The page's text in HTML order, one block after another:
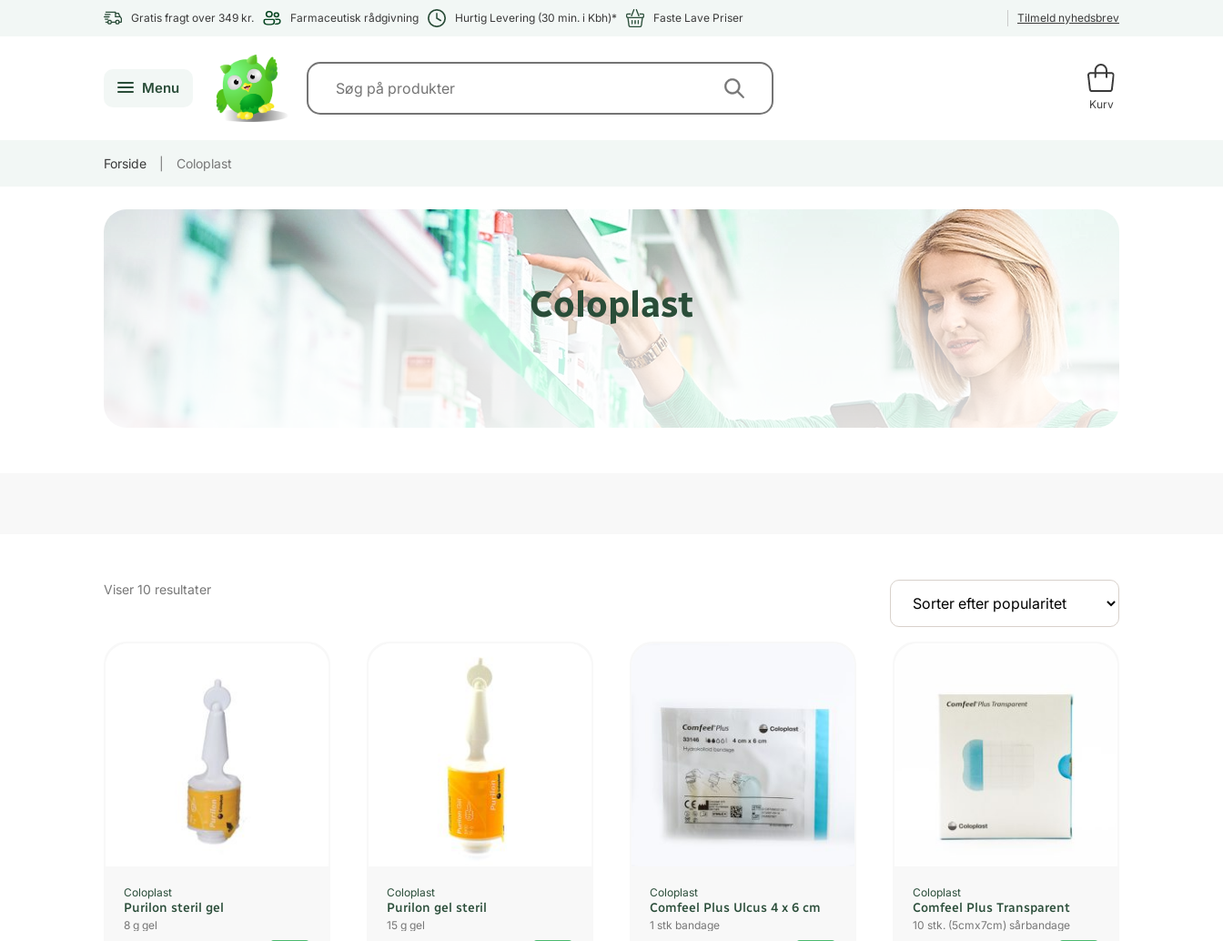
Gratis fragt over 349 kr. Farmaceutisk rådgivning Hurtig Levering (30 min. i Kbh)* Faste Lave Priser Tilmeld nyhedsbrev
Menu
Kurv
Forside Coloplast
Coloplast
Viser 10 resultaterSorteret
Coloplast
Purilon steril gel
8 g gel
Coloplast
Purilon gel steril
15 g gel
Coloplast
Comfeel Plus Ulcus 4 x 6 cm
1 stk bandage
Coloplast
Comfeel Plus Transparent
10 stk. (5cmx7cm) sårbandage